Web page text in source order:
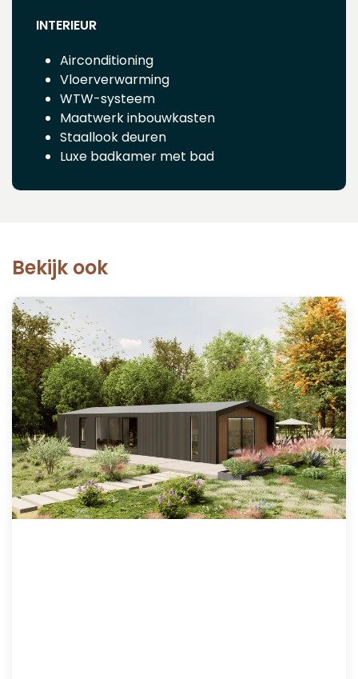
INTERIEUR
Airconditioning
Vloerverwarming
WTW-systeem
Maatwerk inbouwkasten
Staallook deuren
Luxe badkamer met bad
Bekijk ook